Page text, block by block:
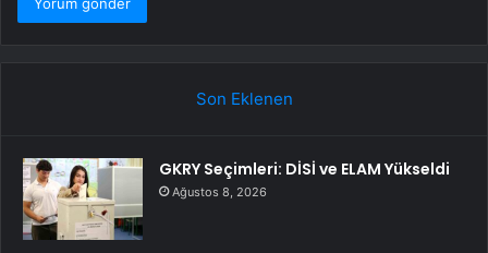
Son Eklenen
GKRY Seçimleri: DİSİ ve ELAM Yükseldi
Ağustos 8, 2026